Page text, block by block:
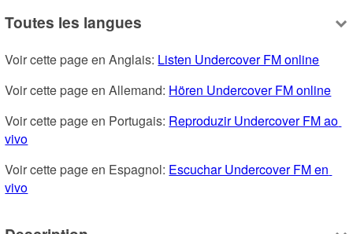
Toutes les langues
Voir cette page en Anglais: Listen Undercover FM online
Voir cette page en Allemand: Hören Undercover FM online
Voir cette page en Portugais: Reproduzir Undercover FM ao
vivo
Voir cette page en Espagnol: Escuchar Undercover FM en
vivo